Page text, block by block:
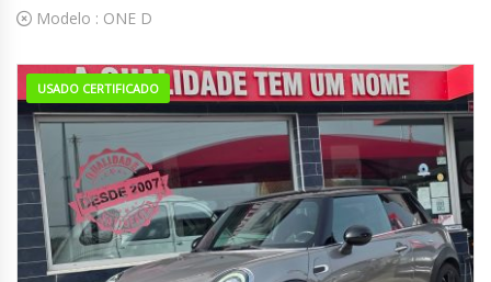
Modelo : ONE D
USADO CERTIFICADO